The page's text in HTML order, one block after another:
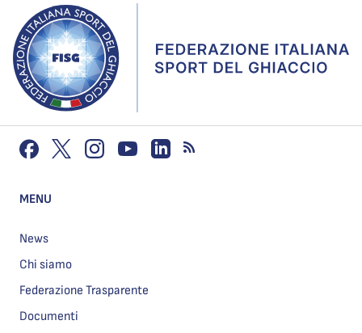
MENU
News
Chi siamo
Federazione Trasparente
Documenti